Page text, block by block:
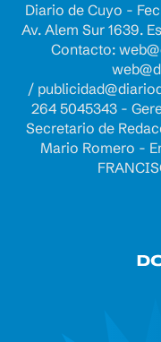
Diario de Cuyo -
Av. Alem Sur 1639.
Contacto:
/
264 5045343 -
Secretario de
Mario Romero -